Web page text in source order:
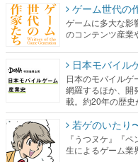
ゲーム世代の
ゲームに多大な影
のコンテンツ産業
日本モバイル
日本のモバイルゲ
網羅するほか、開
載。約20年の歴史
若ゲのいたり
『うつヌケ』『
生によるゲーム業